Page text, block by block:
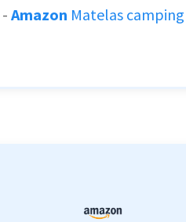
- Amazon Matelas